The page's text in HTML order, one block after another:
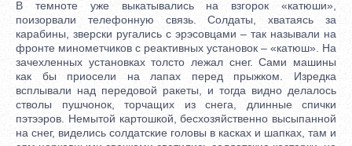
В темноте уже выкатывались на взгорок «катюши»,
поизорвали телефонную связь. Солдаты, хватаясь за
карабины, зверски ругались с эрэсовцами – так называли на
фронте минометчиков с реактивных установок – «катюш». На
зачехленных установках толсто лежал снег. Сами машины
как бы приосели на лапах перед прыжком. Изредка
всплывали над передовой ракеты, и тогда видно делалось
стволы пушчонок, торчащих из снега, длинные спички
пэтээров. Немытой картошкой, бесхозяйственно высыпанной
на снег, виделись солдатские головы в касках и шапках, там и